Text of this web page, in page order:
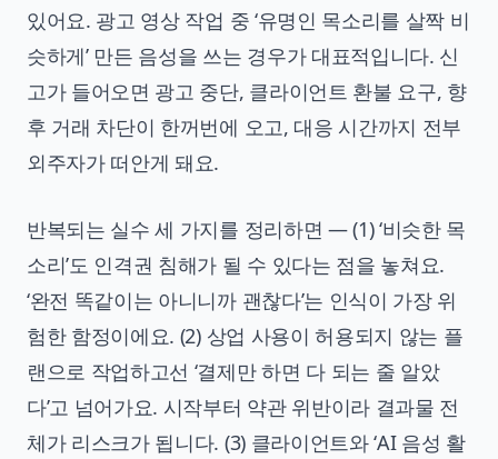
있어요. 광고 영상 작업 중 ‘유명인 목소리를 살짝 비
슷하게’ 만든 음성을 쓰는 경우가 대표적입니다. 신
고가 들어오면 광고 중단, 클라이언트 환불 요구, 향
후 거래 차단이 한꺼번에 오고, 대응 시간까지 전부
외주자가 떠안게 돼요.
반복되는 실수 세 가지를 정리하면 — (1) ‘비슷한 목
소리’도 인격권 침해가 될 수 있다는 점을 놓쳐요.
‘완전 똑같이는 아니니까 괜찮다’는 인식이 가장 위
험한 함정이에요. (2) 상업 사용이 허용되지 않는 플
랜으로 작업하고선 ‘결제만 하면 다 되는 줄 알았
다’고 넘어가요. 시작부터 약관 위반이라 결과물 전
체가 리스크가 됩니다. (3) 클라이언트와 ‘AI 음성 활